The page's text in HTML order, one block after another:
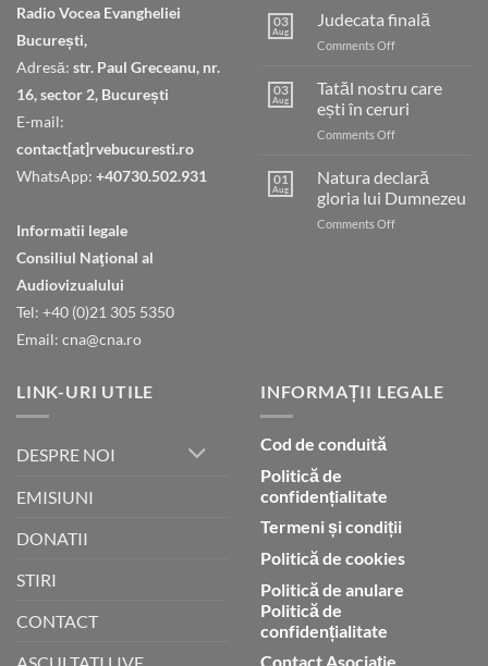
Radio Vocea Evangheliei
București,
Adresă: str. Paul Greceanu, nr.
16, sector 2, București
E-mail:
contact[at]rvebucuresti.ro
WhatsApp: +40730.502.931
Informatii legale
Consiliul Naţional al
Audiovizualului
Tel: +40 (0)21 305 5350
Email: cna@cna.ro
03
Aug
Judecata finală
Comments Offon
03
Aug
Tatăl nostru care
ești în ceruri
Comments Offon
nostru
care
ești
în
01
Aug
Natura declară
gloria lui Dumnezeu
Comments Offon
LINK-URI UTILE
DESPRE NOI
EMISIUNI
DONATII
STIRI
CONTACT
INFORMAȚII LEGALE
Cod de conduită
Politică de
confidențialitate
Termeni și condiții
Politică de cookies
Politică de anulare
Politică de
confidențialitate
Contact Asociație